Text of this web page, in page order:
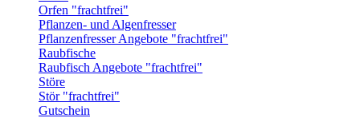
Orfen "frachtfrei"
Pflanzen- und Algenfresser
Pflanzenfresser Angebote "frachtfrei"
Raubfische
Raubfisch Angebote "frachtfrei"
Störe
Stör "frachtfrei"
Gutschein